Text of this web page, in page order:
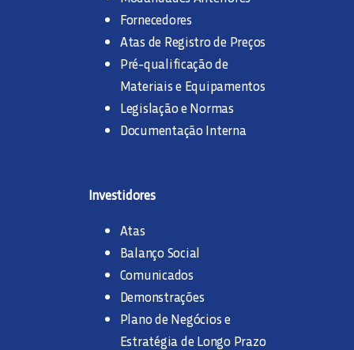
Fornecedores
Atas de Registro de Preços
Pré-qualificação de
Materiais e Equipamentos
Legislação e Normas
Documentação Interna
Investidores
Atas
Balanço Social
Comunicados
Demonstrações
Plano de Negócios e
Estratégia de Longo Prazo